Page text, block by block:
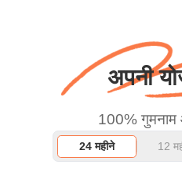
अपनी
100% गुमनाम
24 महीने 12